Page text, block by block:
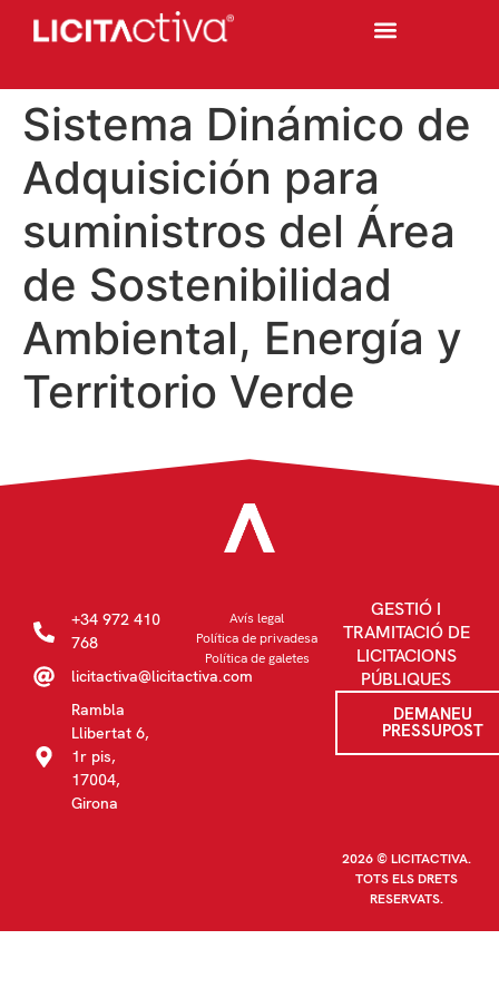
Sistema Dinámico de
Adquisición para
suministros del Área
de Sostenibilidad
Ambiental, Energía y
Territorio Verde
+34 972 410
768
licitactiva@licitactiva.com
Rambla
Llibertat 6,
1r pis,
17004,
Girona
Avís legal
Política de privadesa
Política de galetes
GESTIÓ I
TRAMITACIÓ DE
LICITACIONS
PÚBLIQUES
DEMANEU
PRESSUPOST
2026 © LICITACTIVA.
TOTS ELS DRETS
RESERVATS.